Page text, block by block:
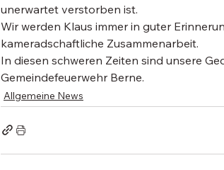
unerwartet verstorben ist.
Wir werden Klaus immer in guter
kameradschaftliche Zusammenarbeit.
In diesen schweren Zeiten sind unsere
Gemeindefeuerwehr Berne.
Allgemeine News